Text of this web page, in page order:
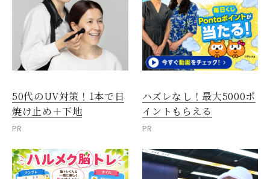
50代のUV対策！1本で日
焼け止め＋下地
PR
ハズレなし！最大5000ポ
イントもらえる
PR